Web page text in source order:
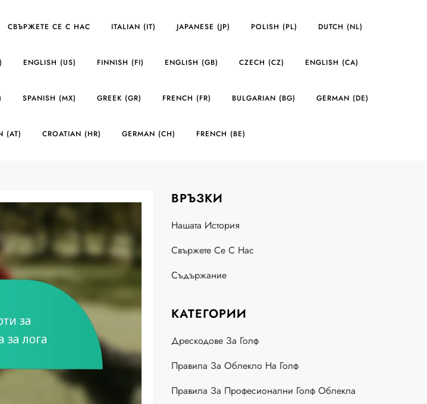
СВЪРЖЕТЕ СЕ С НАС ITALIAN (IT) JAPANESE (JP) POLISH (PL) DUTCH (NL)
ENGLISH (US) FINNISH (FI) ENGLISH (GB) CZECH (CZ) ENGLISH (CA)
SPANISH (MX) GREEK (GR) FRENCH (FR) BULGARIAN (BG) GERMAN (DE)
(AT) CROATIAN (HR) GERMAN (CH) FRENCH (BE)
ВРЪЗКИ
Нашата История
Свържете Се С Нас
Съдържание
КАТЕГОРИИ
Дрескодове За Голф
Правила За Облекло На Голф
Правила За Професионални Голф Облекла